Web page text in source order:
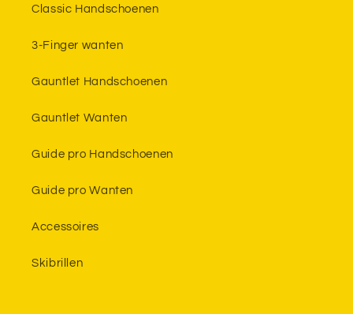
Classic Handschoenen
3-Finger wanten
Gauntlet Handschoenen
Gauntlet Wanten
Guide pro Handschoenen
Guide pro Wanten
Accessoires
Skibrillen